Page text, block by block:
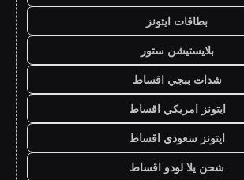
بطاقات ايتونز
بلايستيشن ستور
شدات ببجي اقساط
ايتونز امريكي اقساط
ايتونز سعودي اقساط
شحن يلا لودو اقساط